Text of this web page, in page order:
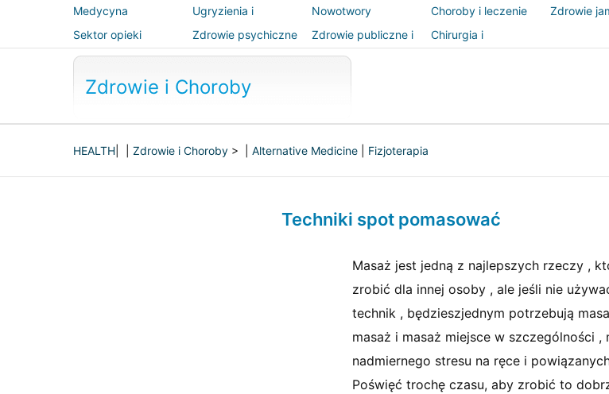
Medycyna
alternatywna
Ugryzienia i
użądlenia
Nowotwory Choroby i leczenie Zdrowie
Sektor opieki
zdrowotnej
Zdrowie psychiczne
Zdrowie publiczne i
bezpieczeństwo
Chirurgia i
Zdrowie i Choroby
HEALTH Zdrowie i Choroby > | Alternative Medicine Fizjoterapia
Techniki spot pomasować
Masaż jest jedną z najlepszych rzeczy ,
zrobić dla innej osoby , ale jeśli nie
technik , będzieszjednym potrzebują
masaż i masaż miejsce w szczególności ,
nadmiernego stresu na ręce i
Poświęć trochę czasu, aby zrobić to